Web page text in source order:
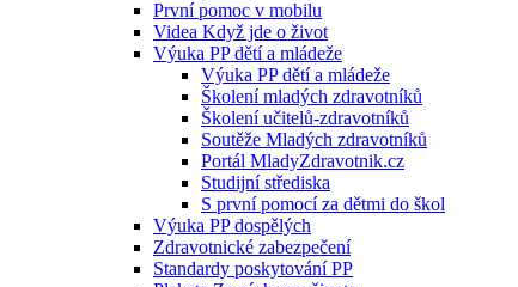
První pomoc v mobilu
Videa Když jde o život
Výuka PP dětí a mládeže
Výuka PP dětí a mládeže
Školení mladých zdravotníků
Školení učitelů-zdravotníků
Soutěže Mladých zdravotníků
Portál MladyZdravotnik.cz
Studijní střediska
S první pomocí za dětmi do škol
Výuka PP dospělých
Zdravotnické zabezpečení
Standardy poskytování PP